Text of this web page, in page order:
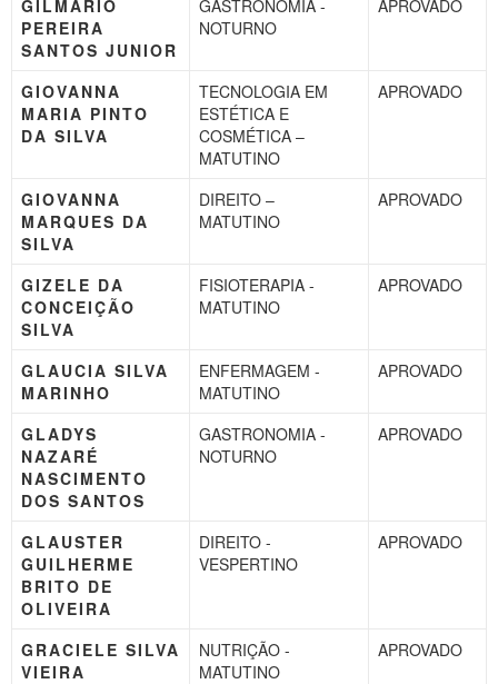
GILMARIO
PEREIRA
SANTOS JUNIOR
GASTRONOMIA -
NOTURNO
APROVADO
GIOVANNA
MARIA PINTO
DA SILVA
TECNOLOGIA EM
ESTÉTICA E
COSMÉTICA –
MATUTINO
APROVADO
GIOVANNA
MARQUES DA
SILVA
DIREITO –
MATUTINO
APROVADO
GIZELE DA
CONCEIÇÃO
SILVA
FISIOTERAPIA -
MATUTINO
APROVADO
GLAUCIA SILVA
MARINHO
ENFERMAGEM -
MATUTINO
APROVADO
GLADYS
NAZARÉ
NASCIMENTO
DOS SANTOS
GASTRONOMIA -
NOTURNO
APROVADO
GLAUSTER
GUILHERME
BRITO DE
OLIVEIRA
DIREITO -
VESPERTINO
APROVADO
GRACIELE SILVA
VIEIRA
NUTRIÇÃO -
MATUTINO
APROVADO